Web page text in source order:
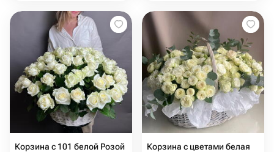
Корзина с 101 белой Розой
Корзина с цветами белая